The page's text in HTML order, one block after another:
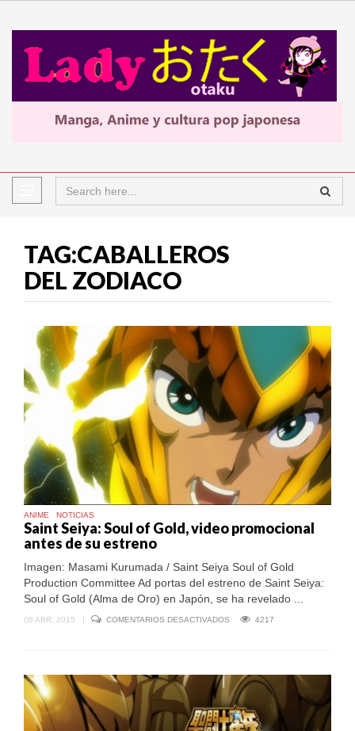
TAG:CABALLEROS
DEL ZODIACO
ANIME NOTICIAS
Saint Seiya: Soul of Gold, video promocional
antes de su estreno
Imagen: Masami Kurumada / Saint Seiya Soul of Gold
Production Committee Ad portas del estreno de Saint Seiya:
Soul of Gold (Alma de Oro) en Japón, se ha revelado ...
08 ABR, 2015 | COMENTARIOS DESACTIVADOS
VIDEO
PROMOCIONAL
ANTES
DE
SU
4217